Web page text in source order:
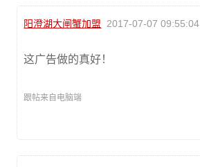
阳澄湖大闸蟹加盟 2017-07-07 09:55:04
这广告做的真好！
跟帖来自电脑端